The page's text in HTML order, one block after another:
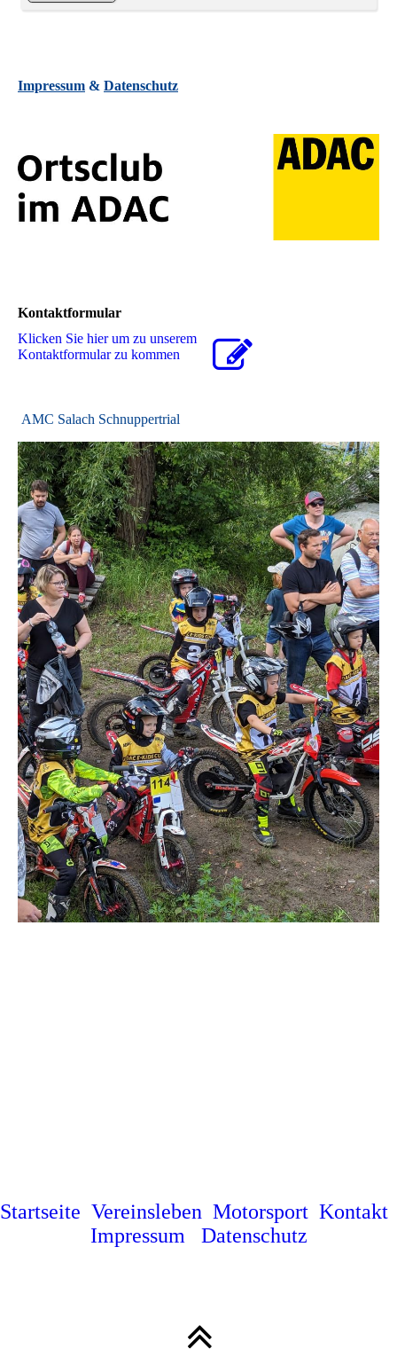
Impressum & Datenschutz
Kontaktformular
Klicken Sie hier um zu unserem
Kon­takt­for­mu­lar zu kommen
AMC Salach Schnuppertrial
Startseite Vereinsleben Motorsport Kontakt
Impressum
Datenschutz